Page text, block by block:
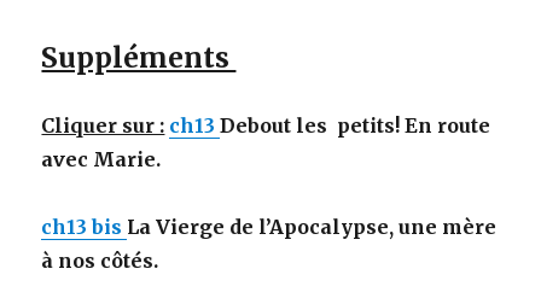
Suppléments
Cliquer sur : ch13Debout les petits! En route
avec Marie.
ch13 bis La Vierge de l’Apocalypse, une mère
à nos côtés.